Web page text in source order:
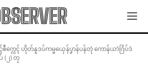
ၜဳက္လေၚ် ဟိုတ်နူဒပ်ကမ္မယှေန်ပၞာန်ပန်တုဲ ကောန်ယာဲဂြိပ်ဒဴ
(၂) တၠ